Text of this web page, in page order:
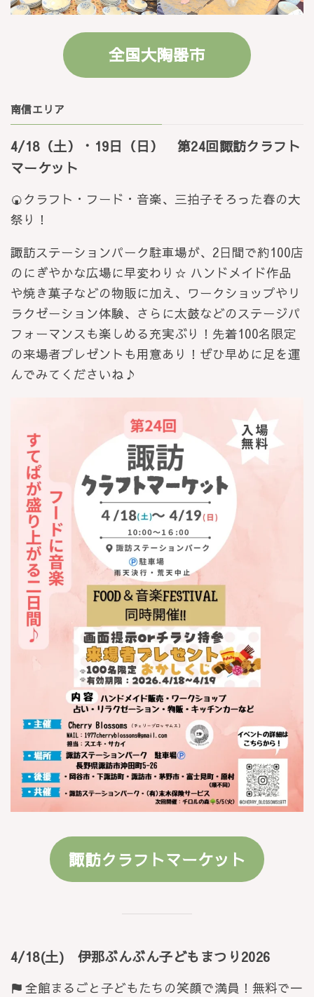
全国大陶器市
南信エリア
4/18（土）・19日（日） 第24回諏訪クラフト
マーケット
🍘クラフト・フード・音楽、三拍子そろった春の大
祭り！
諏訪ステーションパーク駐車場が、2日間で約100店
のにぎやかな広場に早変わり☆ ハンドメイド作品
や焼き菓子などの物販に加え、ワークショップやリ
ラクゼーション体験、さらに太鼓などのステージパ
フォーマンスも楽しめる充実ぶり！先着100名限定
の来場者プレゼントも用意あり！ぜひ早めに足を運
んでみてくださいね♪
諏訪クラフトマーケット
4/18(土) 伊那ぶんぶん子どもまつり2026
全館まるごと子どもたちの笑顔で満員！無料で一